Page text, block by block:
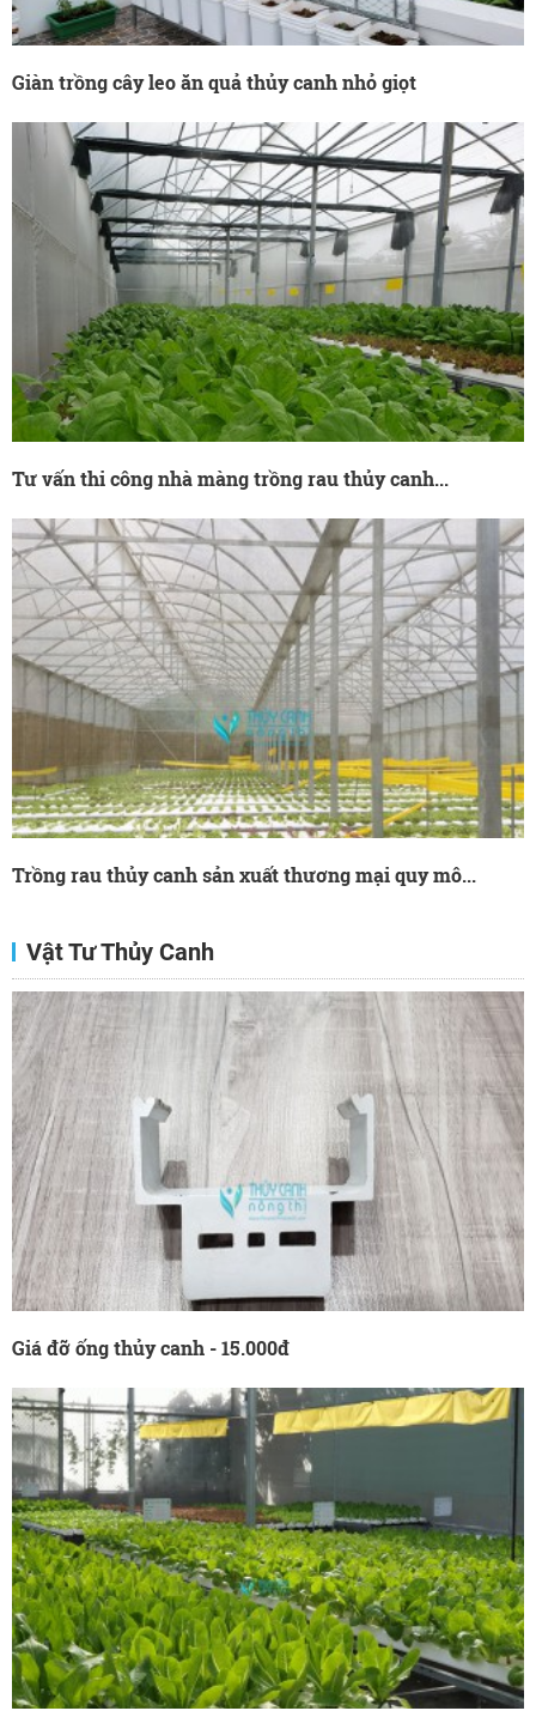
Giàn trồng cây leo ăn quả thủy canh nhỏ giọt
Tư vấn thi công nhà màng trồng rau thủy canh...
Trồng rau thủy canh sản xuất thương mại quy mô...
Vật Tư Thủy Canh
Giá đỡ ống thủy canh - 15.000đ